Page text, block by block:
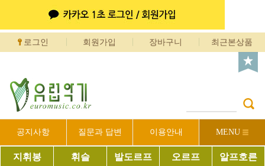
로그인 회원가입 장바구니 최근본상품
공지사항 질문과 답변 이용안내 MENU
지휘봉 휘슬 발도르프 오르프 알프호른